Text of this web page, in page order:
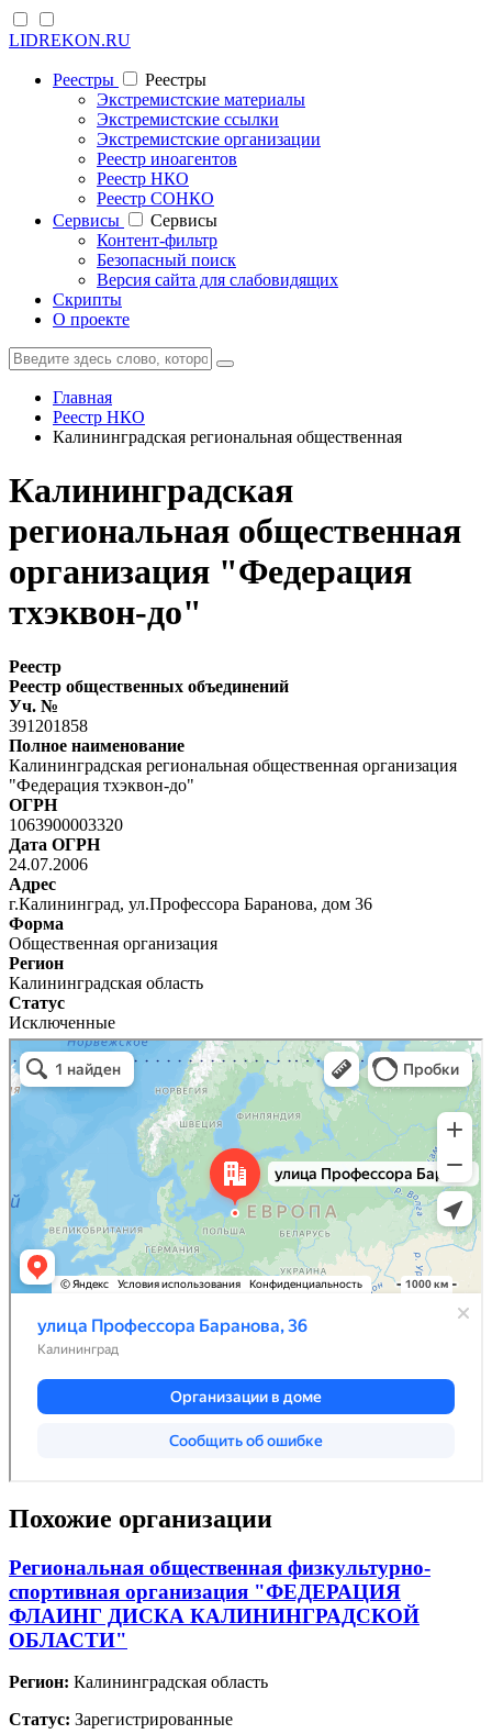
LIDREKON.RU
Реестры
Реестры
Экстремистские материалы
Экстремистские ссылки
Экстремистские организации
Реестр иноагентов
Реестр НКО
Реестр СОНКО
Cервисы
Cервисы
Контент-фильтр
Безопасный поиск
Версия сайта для слабовидящих
Скрипты
О проекте
Главная
Реестр НКО
Калининградская региональная общественная
Калининградская
региональная общественная
организация "Федерация
тхэквон-до"
Реестр
Реестр общественных объединений
Уч. №
391201858
Полное наименование
Калининградская региональная общественная организация
"Федерация тхэквон-до"
ОГРН
1063900003320
Дата ОГРН
24.07.2006
Адрес
г.Калининград, ул.Профессора Баранова, дом 36
Форма
Общественная организация
Регион
Калининградская область
Статус
Исключенные
Похожие организации
Региональная общественная физкультурно-
спортивная организация "ФЕДЕРАЦИЯ
ФЛАИНГ ДИСКА КАЛИНИНГРАДСКОЙ
ОБЛАСТИ"
Регион: Калининградская область
Статус: Зарегистрированные